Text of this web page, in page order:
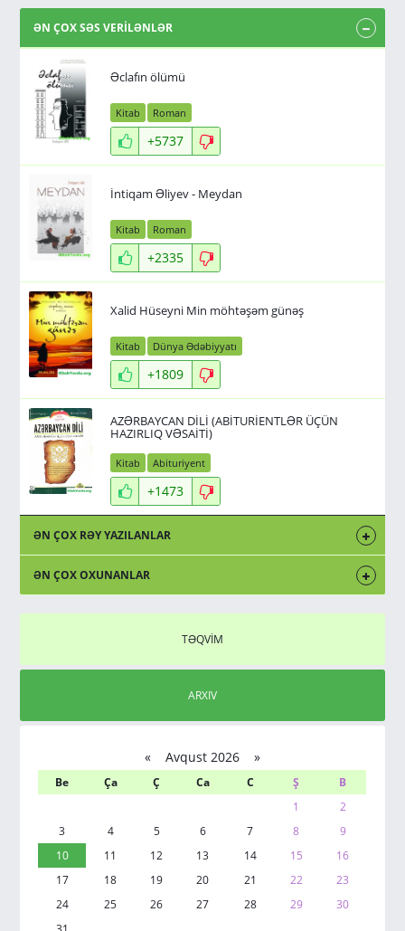
ƏN ÇOX SƏS VERİLƏNLƏR
Əclafın ölümü
Kitab Roman
+5737
İntiqam Əliyev - Meydan
Kitab Roman
+2335
Xalid Hüseyni Min möhtəşəm günəş
Kitab Dünya Ədəbiyyatı
+1809
AZƏRBAYCAN DİLİ (ABİTURİENTLƏR ÜÇÜN
HAZIRLIQ VƏSAİTİ)
Kitab Abituriyent
+1473
ƏN ÇOX RƏY YAZILANLAR
ƏN ÇOX OXUNANLAR
TƏQVİM
ARXIV
«Avqust 2026 »
Be Ça Ç Ca C Ş
B
1
2
3
4 5 6 7 8
9
10
11 12 13 14 15
16
17
18 19 20 21 22
23
24
25 26 27 28 29
30